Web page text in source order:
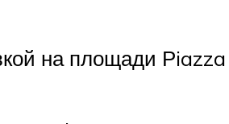
на площади